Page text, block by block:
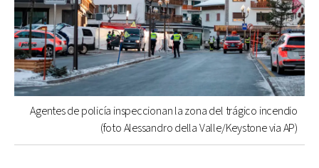
Agentes de policía inspeccionan la zona del trágico incendio
(foto Alessandro della Valle/Keystone via AP)